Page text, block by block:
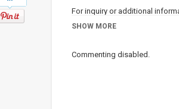
For inquiry or additional
Mereja presents Ethiopian
Category Ethiopian
SHOW MORE
Commenting disabled.